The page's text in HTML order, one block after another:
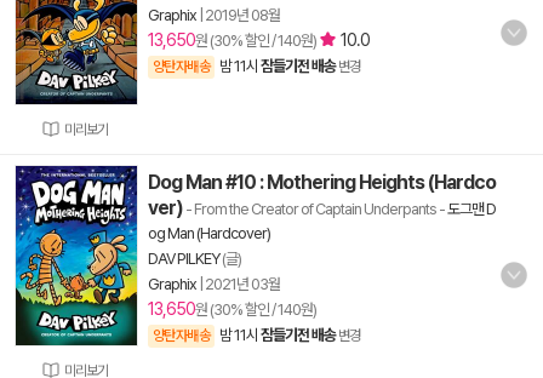
미리보기
Graphix 2019년 08월
13,650원 (30% 할인 / 140원) 10.0
양탄자배송 밤 11시 잠들기전 배송 변경
미리보기
Dog Man #10 : Mothering Heights (Hardco
ver) - From the Creator of Captain Underpants -도그맨 D
og Man (Hardcover)
DAV PILKEY(글)
Graphix 2021년 03월
13,650원 (30% 할인 / 140원)
양탄자배송 밤 11시 잠들기전 배송 변경